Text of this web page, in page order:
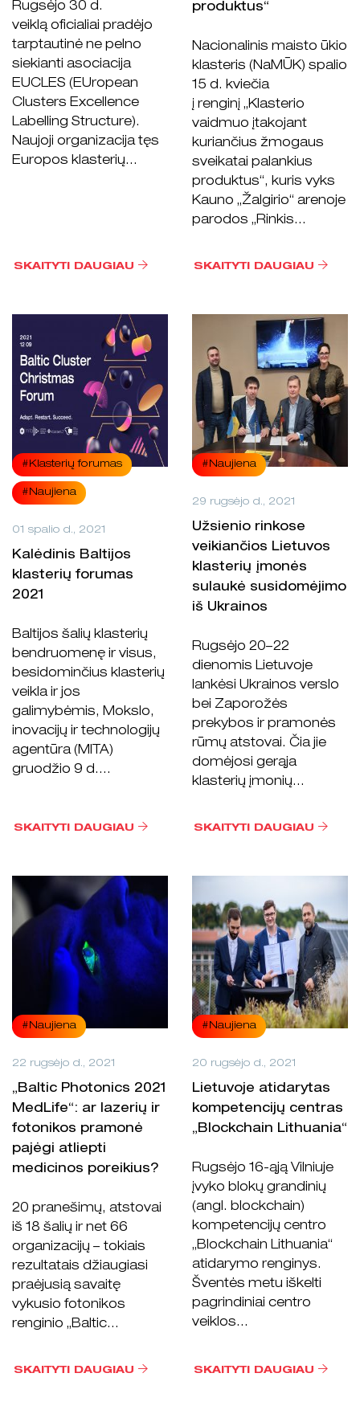
Rugsėjo 30 d.
veiklą oficialiai pradėjo
tarptautinė ne pelno
siekianti asociacija
EUCLES (EUropean
Clusters Excellence
Labelling Structure).
Naujoji organizacija tęs
Europos klasterių...
SKAITYTI DAUGIAU
produktus“
Nacionalinis maisto ūkio
klasteris (NaMŪK) spalio
15 d. kviečia
į renginį „Klasterio
vaidmuo įtakojant
kuriančius žmogaus
sveikatai palankius
produktus“, kuris vyks
Kauno „Žalgirio“ arenoje
parodos „Rinkis...
SKAITYTI DAUGIAU
#Klasterių forumas
#Naujiena
01 spalio d., 2021
Kalėdinis Baltijos
klasterių forumas
2021
Baltijos šalių klasterių
bendruomenę ir visus,
besidominčius klasterių
veikla ir jos
galimybėmis, Mokslo,
inovacijų ir technologijų
agentūra (MITA)
gruodžio 9 d....
SKAITYTI DAUGIAU
#Naujiena
29 rugsėjo d., 2021
Užsienio rinkose
veikiančios Lietuvos
klasterių įmonės
sulaukė susidomėjimo
iš Ukrainos
Rugsėjo 20–22
dienomis Lietuvoje
lankėsi Ukrainos verslo
bei Zaporožės
prekybos ir pramonės
rūmų atstovai. Čia jie
domėjosi gerąja
klasterių įmonių...
SKAITYTI DAUGIAU
#Naujiena
22 rugsėjo d., 2021
„Baltic Photonics 2021
MedLife“: ar lazerių ir
fotonikos pramonė
pajėgi atliepti
medicinos poreikius?
20 pranešimų, atstovai
iš 18 šalių ir net 66
organizacijų – tokiais
rezultatais džiaugiasi
praėjusią savaitę
vykusio fotonikos
renginio „Baltic...
SKAITYTI DAUGIAU
#Naujiena
20 rugsėjo d., 2021
Lietuvoje atidarytas
kompetencijų centras
„Blockchain Lithuania“
Rugsėjo 16-ąją Vilniuje
įvyko blokų grandinių
(angl. blockchain)
kompetencijų centro
„Blockchain Lithuania“
atidarymo renginys.
Šventės metu iškelti
pagrindiniai centro
veiklos...
SKAITYTI DAUGIAU